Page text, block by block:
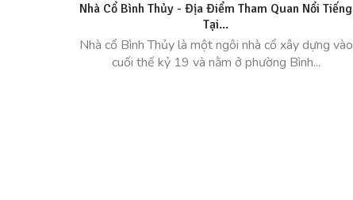
Nhà Cổ Bình Thủy - Địa Điểm Tham Quan Nổi Tiếng
Tại...
Nhà cổ Bình Thủy là một ngôi nhà cổ xây dựng vào
cuối thế kỷ 19 và nằm ở phường Bình...